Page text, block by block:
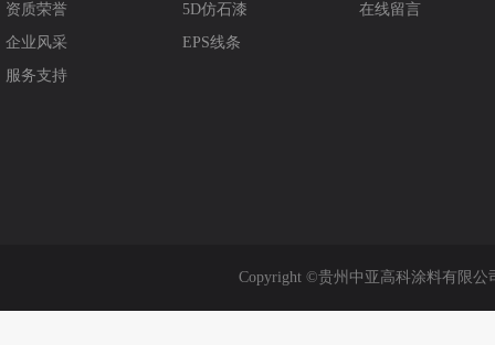
资质荣誉
企业风采
服务支持
5D仿石漆
EPS线条
在线留言
Copyright ©贵州中亚高科涂料有限公